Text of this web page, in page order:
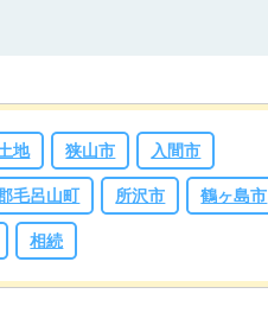
地 狭山市 入間市
毛呂山町 所沢市 鶴ヶ島市
相続